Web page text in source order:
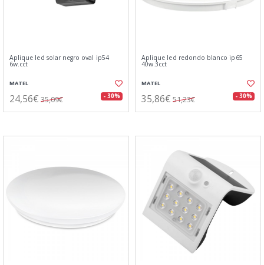
Aplique led solar negro oval ip54
6w.cct
MATEL
24,56€ 35,09€ - 30%
Aplique led redondo blanco ip65
40w.3cct
MATEL
35,86€ 51,23€ - 30%